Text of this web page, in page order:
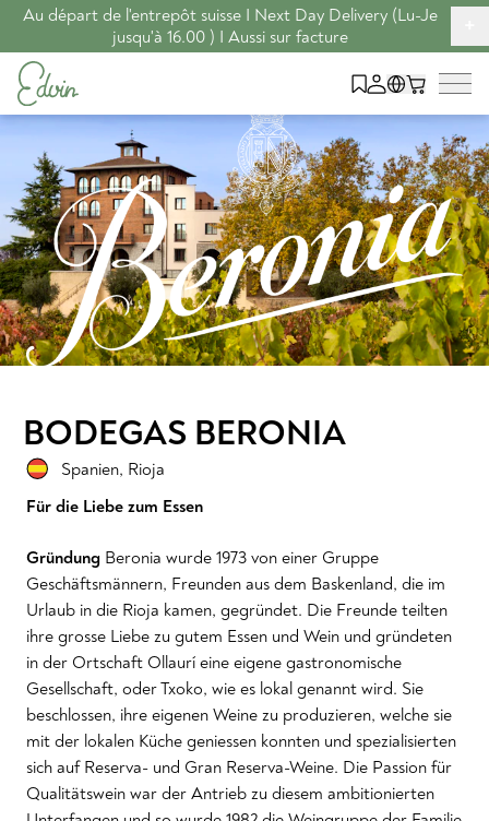
Au départ de l'entrepôt suisse I Next Day Delivery (Lu-Je
jusqu'à 16.00 ) I Aussi sur facture
BODEGAS BERONIA
Spanien, Rioja
Für die Liebe zum Essen
Gründung Beronia wurde 1973 von einer Gruppe
Geschäftsmännern, Freunden aus dem Baskenland, die im
Urlaub in die Rioja kamen, gegründet. Die Freunde teilten
ihre grosse Liebe zu gutem Essen und Wein und gründeten
in der Ortschaft Ollaurí eine eigene gastronomische
Gesellschaft, oder Txoko, wie es lokal genannt wird. Sie
beschlossen, ihre eigenen Weine zu produzieren, welche sie
mit der lokalen Küche geniessen konnten und spezialisierten
sich auf Reserva- und Gran Reserva-Weine. Die Passion für
Qualitätswein war der Antrieb zu diesem ambitionierten